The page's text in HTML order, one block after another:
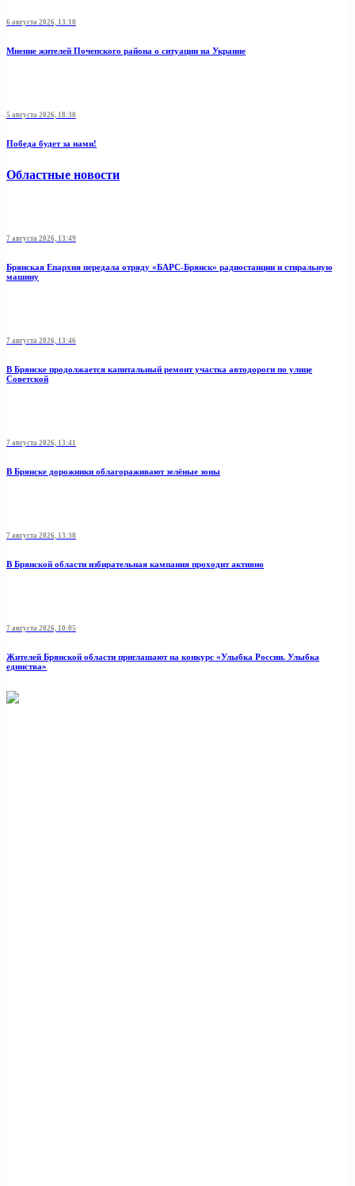
6 августа 2026, 13:10
Мнение жителей Почепского района о ситуации на Украине
5 августа 2026, 18:30
Победа будет за нами!
Областные новости
7 августа 2026, 13:49
Брянская Епархия передала отряду «БАРС-Брянск» радиостанции и стиральную
машину
7 августа 2026, 13:46
В Брянске продолжается капитальный ремонт участка автодороги по улице
Советской
7 августа 2026, 13:41
В Брянске дорожники облагораживают зелёные зоны
7 августа 2026, 13:38
В Брянской области избирательная кампания проходит активно
7 августа 2026, 10:05
Жителей Брянской области приглашают на конкурс «Улыбка России. Улыбка
единства»